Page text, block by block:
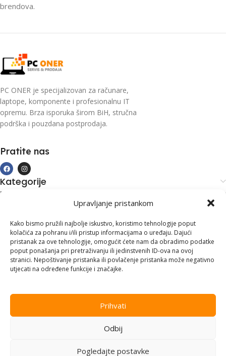
Upravljanje pristankom
Kako bismo pružili najbolje iskustvo, koristimo tehnologije poput
kolačića za pohranu i/ili pristup informacijama o uređaju. Dajući
pristanak za ove tehnologije, omogućit ćete nam da obradimo podatke
poput ponašanja pri pretraživanju ili jedinstvenih ID-ova na ovoj
stranici. Nepoštivanje pristanka ili povlačenje pristanka može negativno
utjecati na određene funkcije i značajke.
Prihvati
Odbij
Pogledajte postavke
brendova.
PC ONER je specijalizovan za računare,
laptope, komponente i profesionalnu IT
opremu. Brza isporuka širom BiH, stručna
podrška i pouzdana postprodaja.
Pratite nas
Kategorije
Kupovina i podrška
Kontakt informacije
Branilaca Bosne, 75 300 Lukavac
+387 35 555 999
info@pconer.ba
Vision.